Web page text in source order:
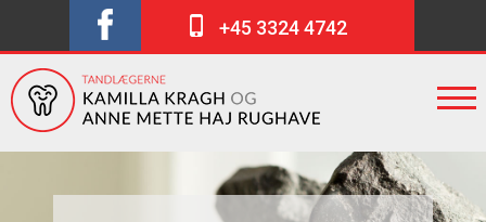
+45 3324 4742